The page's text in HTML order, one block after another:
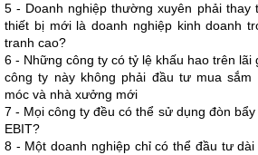
5 - Doanh nghiệp thường xuyên phải thay
thiết bị mới là doanh nghiệp kinh doanh
tranh cao?
6 - Những công ty có tỷ lệ khấu hao trên lãi
công ty này không phải đầu tư mua sắm
móc và nhà xưởng mới
7 - Mọi công ty đều có thể sử dụng đòn
EBIT?
8 - Một doanh nghiệp chỉ có thể đầu tư